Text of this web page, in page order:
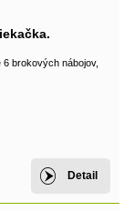
brokových nábojov,
Detail